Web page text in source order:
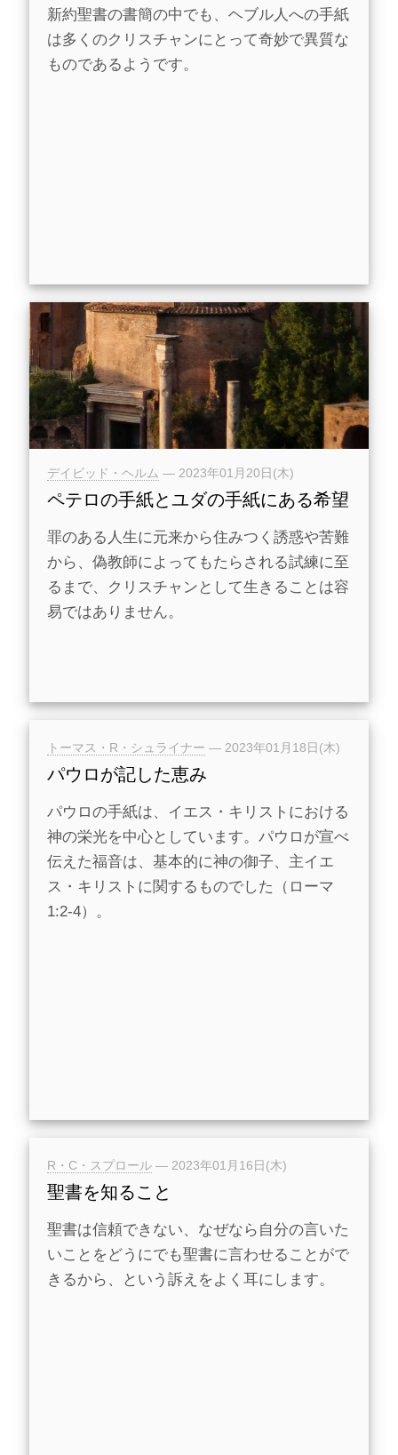
新約聖書の書簡の中でも、ヘブル人への手紙
は多くのクリスチャンにとって奇妙で異質な
ものであるようです。
デイビッド・ヘルム — 2023年01月20日(木)
ペテロの手紙とユダの手紙にある希望
罪のある人生に元来から住みつく誘惑や苦難
から、偽教師によってもたらされる試練に至
るまで、クリスチャンとして生きることは容
易ではありません。
トーマス・R・シュライナー — 2023年01月18日(木)
パウロが記した恵み
パウロの手紙は、イエス・キリストにおける
神の栄光を中心としています。パウロが宣べ
伝えた福音は、基本的に神の御子、主イエ
ス・キリストに関するものでした（ローマ
1:2-4）。
R・C・スプロール — 2023年01月16日(木)
聖書を知ること
聖書は信頼できない、なぜなら自分の言いた
いことをどうにでも聖書に言わせることがで
きるから、という訴えをよく耳にします。